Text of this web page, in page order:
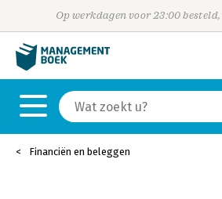
Op werkdagen voor 23:00
Financiën en beleggen